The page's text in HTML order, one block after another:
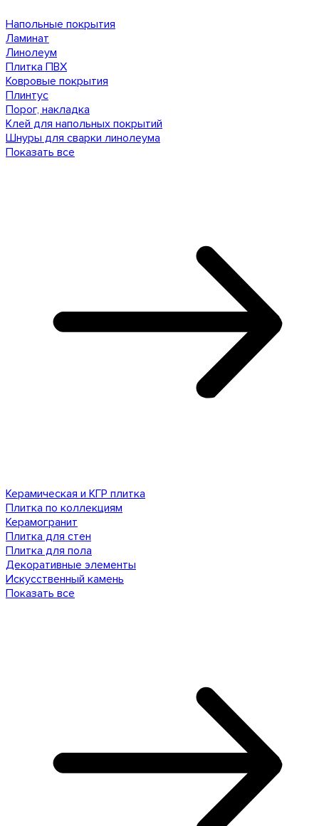
Напольные покрытия
Ламинат
Линолеум
Плитка ПВХ
Ковровые покрытия
Плинтус
Порог, накладка
Клей для напольных покрытий
Шнуры для сварки линолеума
Показать все
Керамическая и КГР плитка
Плитка по коллекциям
Керамогранит
Плитка для стен
Плитка для пола
Декоративные элементы
Искусственный камень
Показать все